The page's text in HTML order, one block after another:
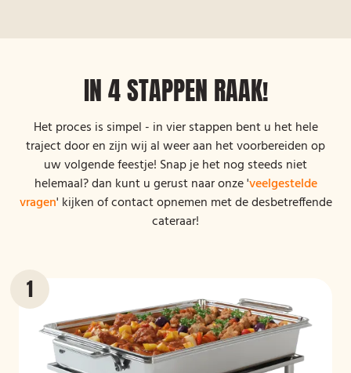
IN 4 STAPPEN RAAK!
Het proces is simpel - in vier stappen bent u het hele
traject door en zijn wij al weer aan het voorbereiden op
uw volgende feestje! Snap je het nog steeds niet
helemaal? dan kunt u gerust naar onze 'veelgestelde
vragen' kijken of contact opnemen met de desbetreffende
cateraar!